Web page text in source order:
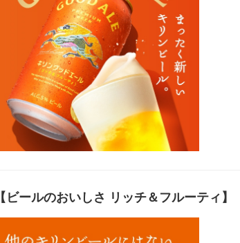
【ビールのおいしさ リッチ＆フルーティ】